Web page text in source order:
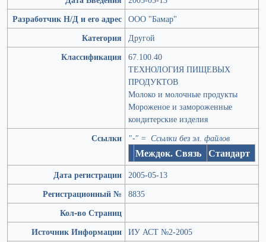
Разработчик Н/Д и его адрес ООО "Бамар"
Категория
Другой
Классификация
67.100.40
ТЕХНОЛОГИЯ ПИЩЕВЫХ
ПРОДУКТОВ
Молоко и молочные продукты
Мороженое и замороженные
кондитерские изделия
Ссылки
"-" = Ссылки без эл. файлов
Междок. Связь Стандарт
Дата регистрации 2005-05-13
Регистрационный №
8835
Кол-во Страниц
Источник Информации ИУ АСТ №2-2005